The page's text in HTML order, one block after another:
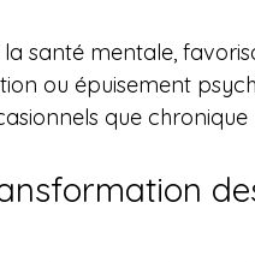
santé mentale,
ou épuisement
que chronique